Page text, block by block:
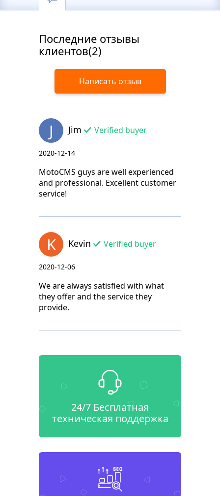
Последние отзывы
клиентов(2)
Написать отзыв
J Jim Verified buyer
2020-12-14
MotoCMS guys are well experienced
and professional. Excellent customer
service!
K Kevin Verified buyer
2020-12-06
We are always satisfied with what
they offer and the service they
provide.
24/7 Бесплатная
техническая поддержка